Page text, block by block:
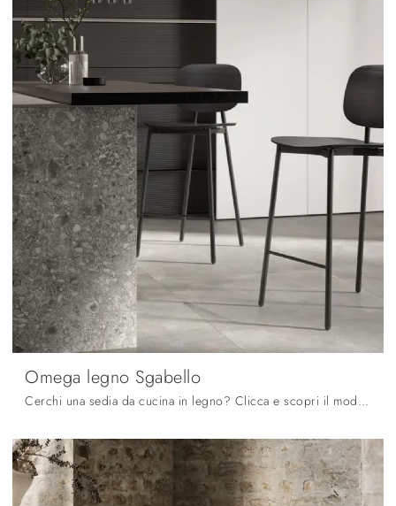
Omega legno Sgabello
Cerchi una sedia da cucina in legno? Clicca e scopri il modello Omega legno Sgabello di Arredo3 per ultimare i tuoi interni perfettamente.